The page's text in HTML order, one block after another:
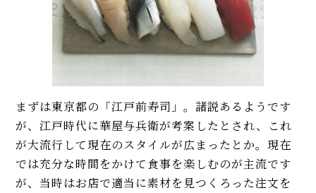
まずは東京都の「江戸前寿司」。諸説あるようです
が、江戸時代に華屋与兵衛が考案したとされ、これ
が大流行して現在のスタイルが広まったとか。現在
では充分な時間をかけて食事を楽しむのが主流です
が、当時はお店で適当に素材を見つくろった注文を